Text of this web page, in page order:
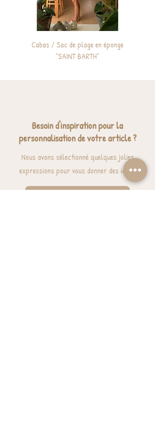
Cabas / Sac de plage en éponge
"SAINT BARTH"
Besoin d'inspiration pour la
personnalisation de votre article ?
Nous avons sélectionné quelques jolies
expressions pour vous donner des idées.